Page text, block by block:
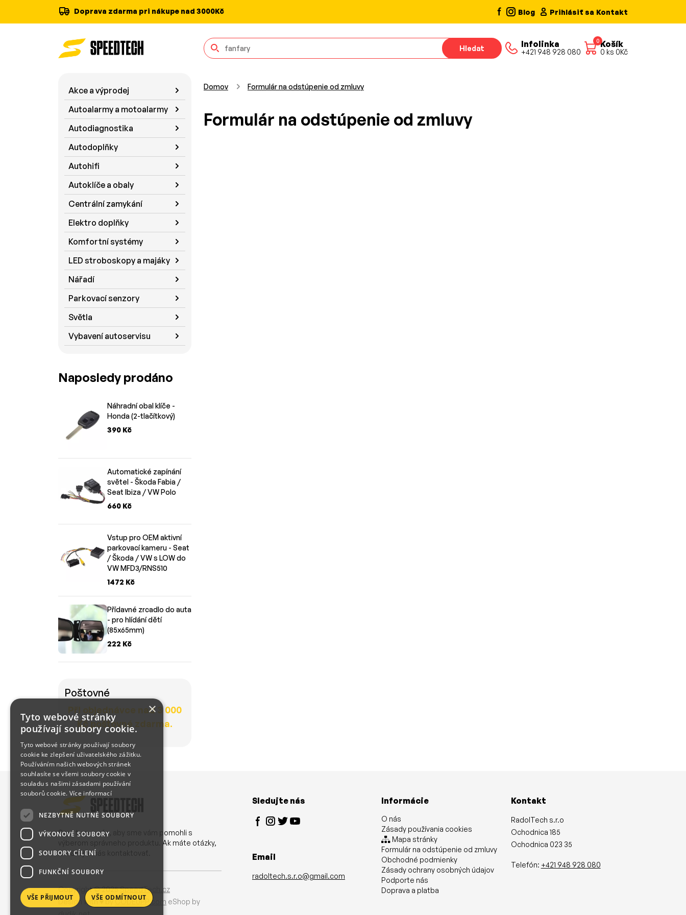
Doprava zdarma pri nákupe nad 3000Kč Blog Prihlásiť sa Kontakt
Hledat Infolinka
+421 948 928 080
0Košík
0 ks 0Kč
Akce a výprodej
Autoalarmy a motoalarmy
Autodiagnostika
Autodoplňky
Autohifi
Autoklíče a obaly
Centrální zamykání
Elektro doplňky
Komfortní systémy
LED stroboskopy a majáky
Nářadí
Parkovací senzory
Světla
Vybavení autoservisu
Naposledy prodáno
Náhradní obal klíče -
Honda (2-tlačítkový)
390 Kč
Automatické zapínání
světel - Škoda Fabia /
Seat Ibiza / VW Polo
660 Kč
Vstup pro OEM aktivní
parkovací kameru - Seat
/ Škoda / VW s LOW do
VW MFD3/RNS510
1472 Kč
Přídavné zrcadlo do auta
- pro hlídání dětí
(85x65mm)
222 Kč
Poštovné
Při objednávce nad 3 000
Kč poštovné zdarma.
Domov Formulár na odstúpenie od zmluvy
Formulár na odstúpenie od zmluvy
Sme tu pre vás, aby sme vám pomohli s
výberom správneho produktu. Ak máte otázky,
neváhajte nás kontaktovať.
Copyright © 2025SpeedTech.cz
Design with ♥ byCODEUPP.com eShop by
Sledujte nás
Email
radoltech.s.r.o@gmail.com
Informácie
O nás
Zásady používania cookies
Mapa stránky
Formulár na odstúpenie od zmluvy
Obchodné podmienky
Zásady ochrany osobných údajov
Podporte nás
Doprava a platba
Kontakt
RadolTech s.r.o
Ochodnica 185
Ochodnica 023 35
Telefón: +421 948 928 080
×
Tyto webové stránky
používají soubory cookie.
Tyto webové stránky používají soubory
cookie ke zlepšení uživatelského zážitku.
Používáním našich webových stránek
souhlasíte se všemi soubory cookie v
souladu s našimi zásadami používání
souborů cookie. Více informací
NEZBYTNĚ NUTNÉ SOUBORY
VÝKONOVÉ SOUBORY
SOUBORY CÍLENÍ
FUNKČNÍ SOUBORY
VŠE PŘIJMOUT VŠE ODMÍTNOUT